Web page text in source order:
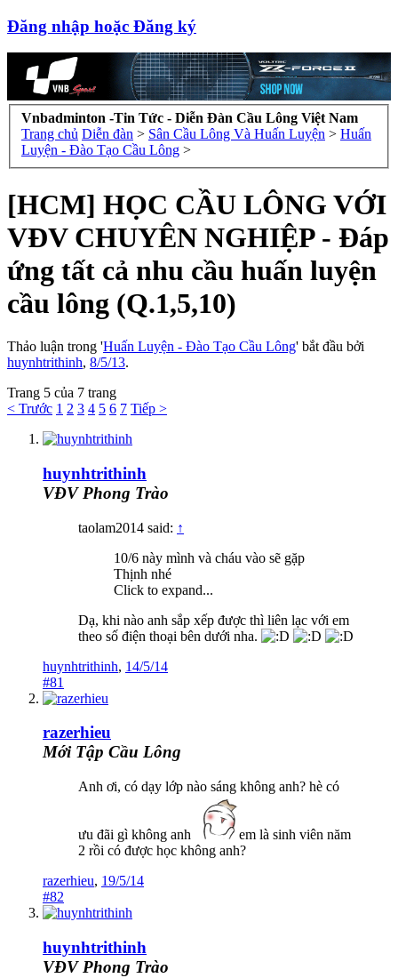
Đăng nhập hoặc Đăng ký
Vnbadminton -Tin Tức - Diễn Đàn Cầu Lông Việt Nam
Trang chủ Diễn đàn > Sân Cầu Lông Và Huấn Luyện > Huấn
Luyện - Đào Tạo Cầu Lông >
[HCM] HỌC CẦU LÔNG VỚI
VĐV CHUYÊN NGHIỆP - Đáp
ứng tất cả nhu cầu huấn luyện
cầu lông (Q.1,5,10)
Thảo luận trong 'Huấn Luyện - Đào Tạo Cầu Lông' bắt đầu bởi
huynhtrithinh, 8/5/13.
Trang 5 của 7 trang
< Trước 1 2 3 4 5 6 7 Tiếp >
huynhtrithinh
VĐV Phong Trào
taolam2014 said: ↑
10/6 này mình và cháu vào sẽ gặp
Thịnh nhé
Click to expand...
Dạ, khi nào anh sắp xếp được thì liên lạc với em
theo số điện thoại bên dưới nha.
huynhtrithinh, 14/5/14
#81
razerhieu
Mới Tập Cầu Lông
Anh ơi, có dạy lớp nào sáng không anh? hè có
ưu đãi gì không anh
em là sinh viên năm
2 rồi có được học không anh?
razerhieu, 19/5/14
#82
huynhtrithinh
VĐV Phong Trào